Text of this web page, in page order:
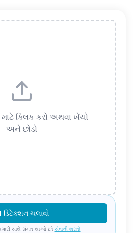
ક્લિક કરો અથવા ખેંચો
અને છોડો
ડિટેક્શન ચલાવો
સાથે સંમત થાઓ છો સેવાની શરતો